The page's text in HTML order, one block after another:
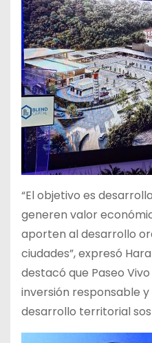
“El objetivo es
generen valor
aporten al desarrollo
ciudades”, expresó
destacó que Paseo
inversión responsable
desarrollo territorial